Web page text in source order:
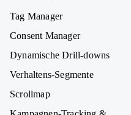
Tag Manager
Consent Manager
Dynamische Drill-downs
Verhaltens-Segmente
Scrollmap